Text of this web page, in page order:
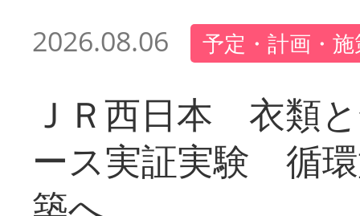
2026.08.06 予定・計画・
ＪＲ西日本 衣類
ース実証実験 循